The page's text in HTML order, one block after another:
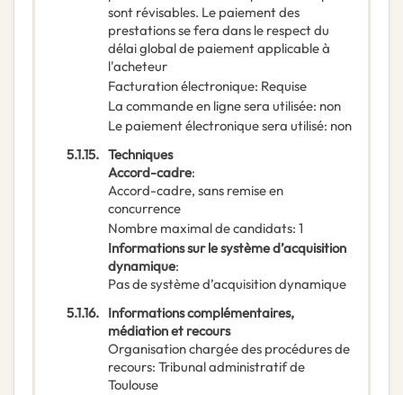
sont révisables. Le paiement des
prestations se fera dans le respect du
délai global de paiement applicable à
l'acheteur
Facturation électronique: Requise
La commande en ligne sera utilisée: non
Le paiement électronique sera utilisé: non
5.1.15. Techniques
Accord-cadre:
Accord-cadre, sans remise en
concurrence
Nombre maximal de candidats: 1
Informations sur le système d’acquisition
dynamique:
Pas de système d’acquisition dynamique
5.1.16. Informations complémentaires,
médiation et recours
Organisation chargée des procédures de
recours: Tribunal administratif de
Toulouse